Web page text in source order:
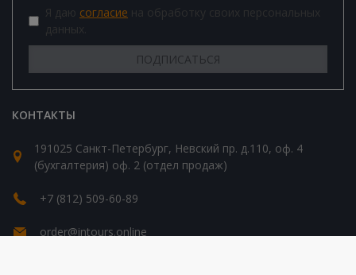
Я даю согласие на обработку своих персональных
данных.
КОНТАКТЫ
191025 Санкт-Петербург, Невский пр. д.110, оф. 4
(бухгалтерия) оф. 2 (отдел продаж)
+7 (812) 509-60-89
order@intours.online